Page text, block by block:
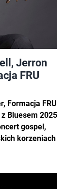
Jerron
FRU
Formacja FRU
Bluesem 2025
gospel,
korzeniach